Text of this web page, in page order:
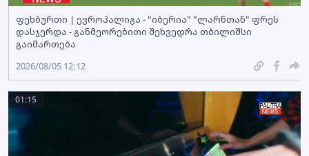
ფეხბურთი | ევროპალიგა - "იბერია" "ლარნთან" ფრეს
დასჯერდა - განმეორებითი შეხვედრა თბილიშსი
გაიმართება
2026/08/05 12:12
01:15